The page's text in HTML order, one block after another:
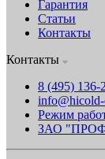
Гарантия
Статьи
Контакты
Контакты
8 (495) 136-
Режим
ЗАО